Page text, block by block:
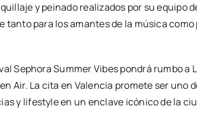
y pei­na­do rea­li­za­dos por su equi­po
para los aman­tes de la músi­ca como
Sepho­ra Sum­mer Vibes pon­drá rum­bo a
Air. La cita en Valen­cia pro­me­te ser uno
y lifesty­le en un encla­ve icó­ni­co de la